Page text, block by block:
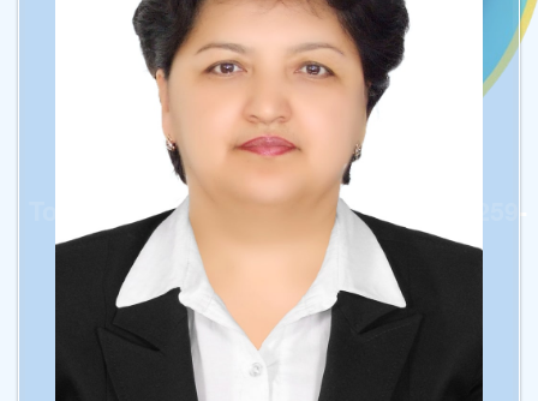
Toshkent shaxar Yunusobod tumani 259-
sonli umumta’lim maktabi